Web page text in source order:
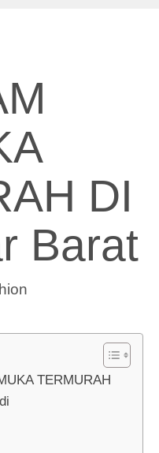
DI
Barat
TERMURAH